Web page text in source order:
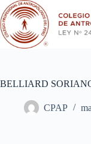
Saltar
al
contenido
BELLIARD
CPAP